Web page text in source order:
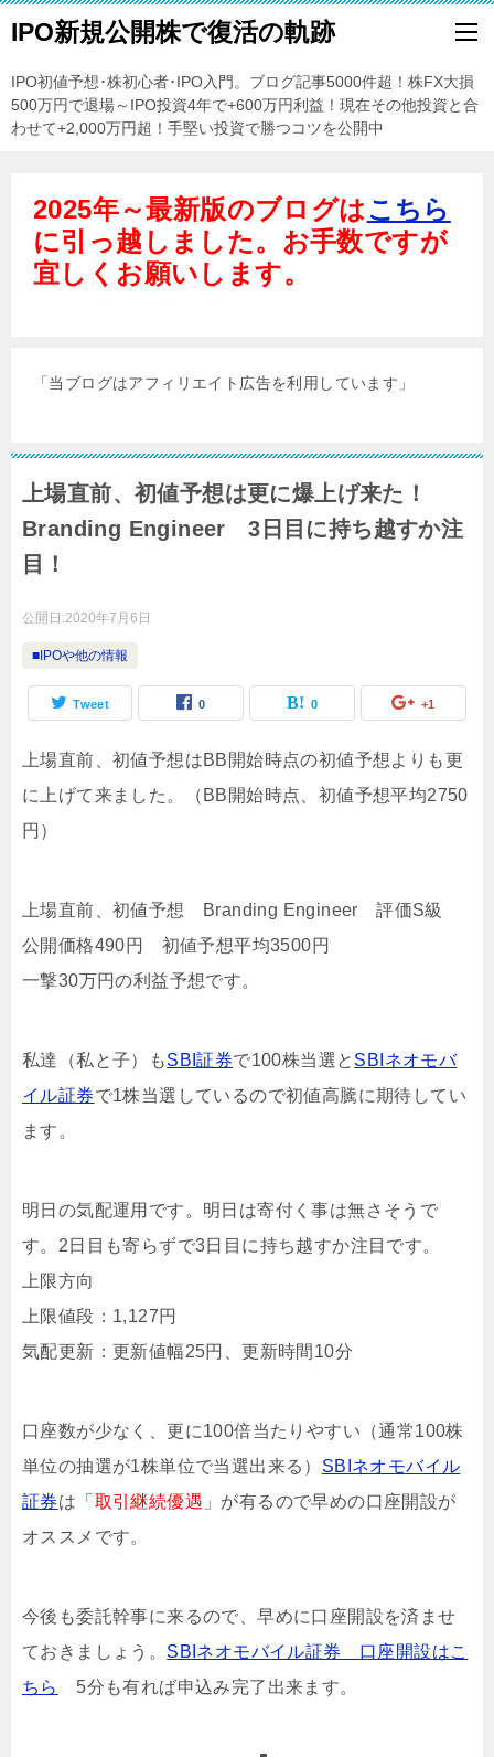
IPO新規公開株で復活の軌跡
IPO初値予想･株初心者･IPO入門。ブログ記事5000件超！株FX大損
500万円で退場～IPO投資4年で+600万円利益！現在その他投資と合
わせて+2,000万円超！手堅い投資で勝つコツを公開中
2025年～最新版のブログはこちら
に引っ越しました。お手数ですが
宜しくお願いします。
「当ブログはアフィリエイト広告を利用しています」
上場直前、初値予想は更に爆上げ来た！
Branding Engineer 3日目に持ち越すか注
目！
公開日:2020年7月6日
■IPOや他の情報
Tweet 0 0 +1
上場直前、初値予想はBB開始時点の初値予想よりも更
に上げて来ました。（BB開始時点、初値予想平均2750
円）
上場直前、初値予想 Branding Engineer 評価S級
公開価格490円 初値予想平均3500円
一撃30万円の利益予想です。
私達（私と子）もSBI証券で100株当選と SBIネオモバ
イル証券で1株当選しているので初値高騰に期待してい
ます。
明日の気配運用です。明日は寄付く事は無さそうで
す。2日目も寄らずで3日目に持ち越すか注目です。
上限方向
上限値段：1,127円
気配更新：更新値幅25円、更新時間10分
口座数が少なく、更に100倍当たりやすい（通常100株
単位の抽選が1株単位で当選出来る） SBIネオモバイル
証券は「 取引継続優遇 」が有るので早めの口座開設が
オススメです。
今後も委託幹事に来るので、早めに口座開設を済ませ
ておきましょう。 SBIネオモバイル証券 口座開設はこ
ちら
5分も有れば申込み完了出来ます。